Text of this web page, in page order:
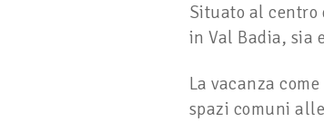
Situato al centro
in Val Badia, sia
La vacanza
spazi comuni